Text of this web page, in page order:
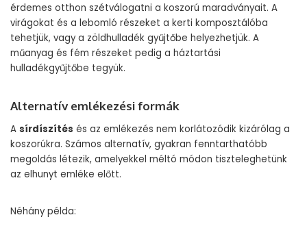
érdemes otthon szétválogatni a koszorú maradványait. A
virágokat és a lebomló részeket a kerti komposztálóba
tehetjük, vagy a zöldhulladék gyűjtőbe helyezhetjük. A
műanyag és fém részeket pedig a háztartási
hulladékgyűjtőbe tegyük.
Alternatív emlékezési formák
A sírdíszítés és az emlékezés nem korlátozódik kizárólag a
koszorúkra. Számos alternatív, gyakran fenntarthatóbb
megoldás létezik, amelyekkel méltó módon tiszteleghetünk
az elhunyt emléke előtt.
Néhány példa: